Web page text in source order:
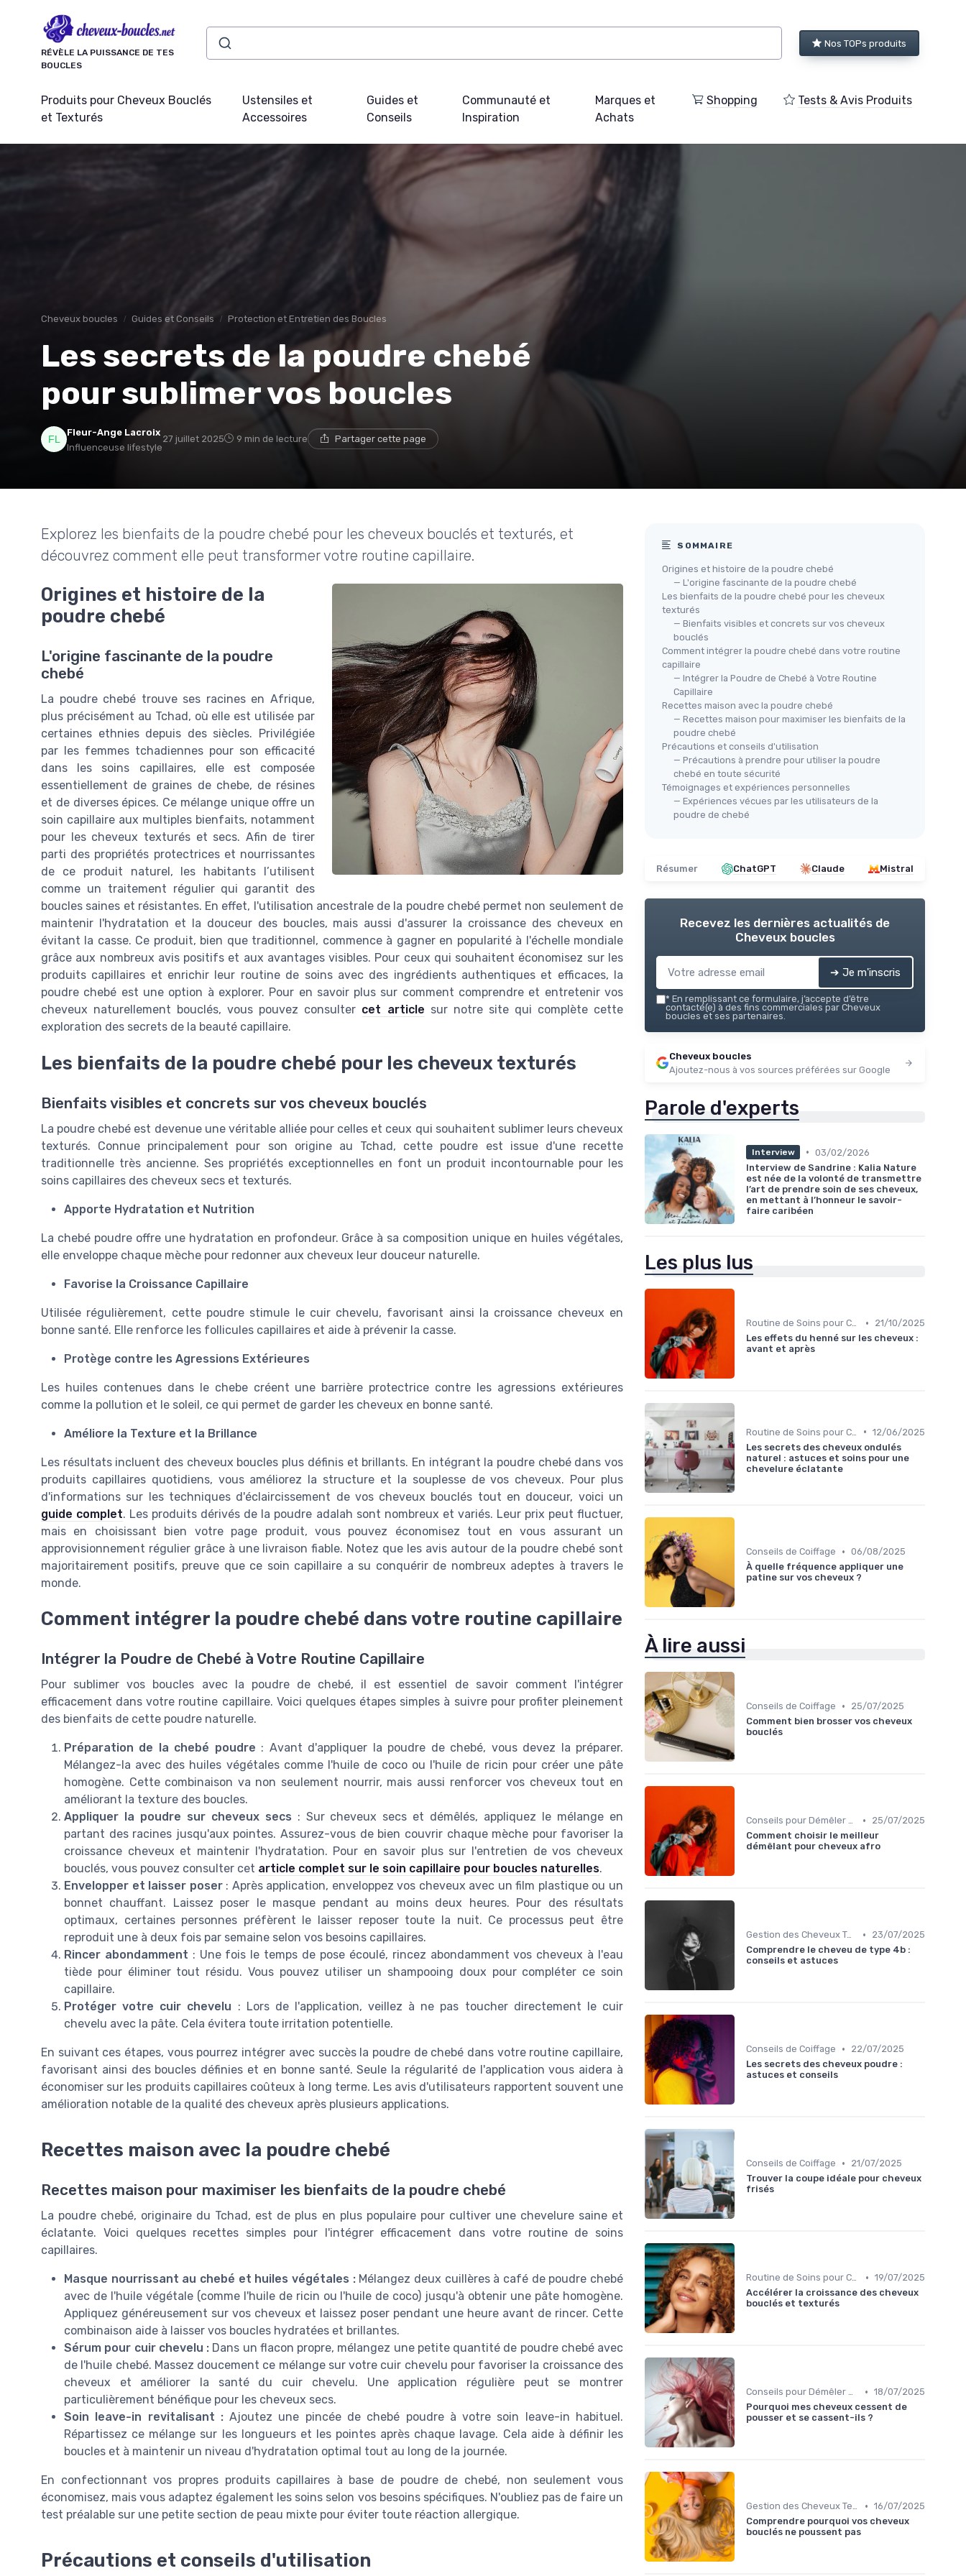
RÉVÈLE LA PUISSANCE DE TES
BOUCLES
Nos TOPs produits
Produits pour Cheveux Bouclés
et Texturés
Ustensiles et
Accessoires
Guides et
Conseils
Communauté et
Inspiration
Marques et
Achats
Shopping Tests & Avis Produits
Cheveux boucles Guides et Conseils Protection et Entretien des Boucles
Les secrets de la poudre chebé
pour sublimer vos boucles
Fleur-Ange Lacroix
Influenceuse lifestyle
27 juillet 2025 9 min de lecture Partager cette page
Explorez les bienfaits de la poudre chebé pour les cheveux bouclés et texturés, et
découvrez comment elle peut transformer votre routine capillaire.
Origines et histoire de la
poudre chebé
L'origine fascinante de la poudre
chebé
La poudre chebé trouve ses racines en Afrique,
plus précisément au Tchad, où elle est utilisée par
certaines ethnies depuis des siècles. Privilégiée
par les femmes tchadiennes pour son efficacité
dans les soins capillaires, elle est composée
essentiellement de graines de chebe, de résines
et de diverses épices. Ce mélange unique offre un
soin capillaire aux multiples bienfaits, notamment
pour les cheveux texturés et secs. Afin de tirer
parti des propriétés protectrices et nourrissantes
de ce produit naturel, les habitants l’utilisent
comme un traitement régulier qui garantit des
boucles saines et résistantes. En effet, l'utilisation ancestrale de la poudre chebé permet non seulement de
maintenir l'hydratation et la douceur des boucles, mais aussi d'assurer la croissance des cheveux en
évitant la casse. Ce produit, bien que traditionnel, commence à gagner en popularité à l'échelle mondiale
grâce aux nombreux avis positifs et aux avantages visibles. Pour ceux qui souhaitent économisez sur les
produits capillaires et enrichir leur routine de soins avec des ingrédients authentiques et efficaces, la
poudre chebé est une option à explorer. Pour en savoir plus sur comment comprendre et entretenir vos
cheveux naturellement bouclés, vous pouvez consulter cet article sur notre site qui complète cette
exploration des secrets de la beauté capillaire.
Les bienfaits de la poudre chebé pour les cheveux texturés
Bienfaits visibles et concrets sur vos cheveux bouclés
La poudre chebé est devenue une véritable alliée pour celles et ceux qui souhaitent sublimer leurs cheveux
texturés. Connue principalement pour son origine au Tchad, cette poudre est issue d'une recette
traditionnelle très ancienne. Ses propriétés exceptionnelles en font un produit incontournable pour les
soins capillaires des cheveux secs et texturés.
Apporte Hydratation et Nutrition
La chebé poudre offre une hydratation en profondeur. Grâce à sa composition unique en huiles végétales,
elle enveloppe chaque mèche pour redonner aux cheveux leur douceur naturelle.
Favorise la Croissance Capillaire
Utilisée régulièrement, cette poudre stimule le cuir chevelu, favorisant ainsi la croissance cheveux en
bonne santé. Elle renforce les follicules capillaires et aide à prévenir la casse.
Protège contre les Agressions Extérieures
Les huiles contenues dans le chebe créent une barrière protectrice contre les agressions extérieures
comme la pollution et le soleil, ce qui permet de garder les cheveux en bonne santé.
Améliore la Texture et la Brillance
Les résultats incluent des cheveux boucles plus définis et brillants. En intégrant la poudre chebé dans vos
produits capillaires quotidiens, vous améliorez la structure et la souplesse de vos cheveux. Pour plus
d'informations sur les techniques d'éclaircissement de vos cheveux bouclés tout en douceur, voici un
guide complet. Les produits dérivés de la poudre adalah sont nombreux et variés. Leur prix peut fluctuer,
mais en choisissant bien votre page produit, vous pouvez économisez tout en vous assurant un
approvisionnement régulier grâce à une livraison fiable. Notez que les avis autour de la poudre chebé sont
majoritairement positifs, preuve que ce soin capillaire a su conquérir de nombreux adeptes à travers le
monde.
Comment intégrer la poudre chebé dans votre routine capillaire
Intégrer la Poudre de Chebé à Votre Routine Capillaire
Pour sublimer vos boucles avec la poudre de chebé, il est essentiel de savoir comment l'intégrer
efficacement dans votre routine capillaire. Voici quelques étapes simples à suivre pour profiter pleinement
des bienfaits de cette poudre naturelle.
Préparation de la chebé poudre : Avant d'appliquer la poudre de chebé, vous devez la préparer.
Mélangez-la avec des huiles végétales comme l'huile de coco ou l'huile de ricin pour créer une pâte
homogène. Cette combinaison va non seulement nourrir, mais aussi renforcer vos cheveux tout en
améliorant la texture des boucles.
Appliquer la poudre sur cheveux secs : Sur cheveux secs et démêlés, appliquez le mélange en
partant des racines jusqu'aux pointes. Assurez-vous de bien couvrir chaque mèche pour favoriser la
croissance cheveux et maintenir l'hydratation. Pour en savoir plus sur l'entretien de vos cheveux
bouclés, vous pouvez consulter cet article complet sur le soin capillaire pour boucles naturelles.
Envelopper et laisser poser: Après application, enveloppez vos cheveux avec un film plastique ou un
bonnet chauffant. Laissez poser le masque pendant au moins deux heures. Pour des résultats
optimaux, certaines personnes préfèrent le laisser reposer toute la nuit. Ce processus peut être
reproduit une à deux fois par semaine selon vos besoins capillaires.
Rincer abondamment : Une fois le temps de pose écoulé, rincez abondamment vos cheveux à l'eau
tiède pour éliminer tout résidu. Vous pouvez utiliser un shampooing doux pour compléter ce soin
capillaire.
Protéger votre cuir chevelu : Lors de l'application, veillez à ne pas toucher directement le cuir
chevelu avec la pâte. Cela évitera toute irritation potentielle.
En suivant ces étapes, vous pourrez intégrer avec succès la poudre de chebé dans votre routine capillaire,
favorisant ainsi des boucles définies et en bonne santé. Seule la régularité de l'application vous aidera à
économiser sur les produits capillaires coûteux à long terme. Les avis d'utilisateurs rapportent souvent une
amélioration notable de la qualité des cheveux après plusieurs applications.
Recettes maison avec la poudre chebé
Recettes maison pour maximiser les bienfaits de la poudre chebé
La poudre chebé, originaire du Tchad, est de plus en plus populaire pour cultiver une chevelure saine et
éclatante. Voici quelques recettes simples pour l'intégrer efficacement dans votre routine de soins
capillaires.
Masque nourrissant au chebé et huiles végétales :Mélangez deux cuillères à café de poudre chebé
avec de l'huile végétale (comme l'huile de ricin ou l'huile de coco) jusqu'à obtenir une pâte homogène.
Appliquez généreusement sur vos cheveux et laissez poser pendant une heure avant de rincer. Cette
combinaison aide à laisser vos boucles hydratées et brillantes.
Sérum pour cuir chevelu : Dans un flacon propre, mélangez une petite quantité de poudre chebé avec
de l'huile chebé. Massez doucement ce mélange sur votre cuir chevelu pour favoriser la croissance des
cheveux et améliorer la santé du cuir chevelu. Une application régulière peut se montrer
particulièrement bénéfique pour les cheveux secs.
Soin leave-in revitalisant :Ajoutez une pincée de chebé poudre à votre soin leave-in habituel.
Répartissez ce mélange sur les longueurs et les pointes après chaque lavage. Cela aide à définir les
boucles et à maintenir un niveau d'hydratation optimal tout au long de la journée.
En confectionnant vos propres produits capillaires à base de poudre de chebé, non seulement vous
économisez, mais vous adaptez également les soins selon vos besoins spécifiques. N'oubliez pas de faire un
test préalable sur une petite section de peau mixte pour éviter toute réaction allergique.
Précautions et conseils d'utilisation
SOMMAIRE
Origines et histoire de la poudre chebé
— L'origine fascinante de la poudre chebé
Les bienfaits de la poudre chebé pour les cheveux
texturés
— Bienfaits visibles et concrets sur vos cheveux
bouclés
Comment intégrer la poudre chebé dans votre routine
capillaire
— Intégrer la Poudre de Chebé à Votre Routine
Capillaire
Recettes maison avec la poudre chebé
— Recettes maison pour maximiser les bienfaits de la
poudre chebé
Précautions et conseils d'utilisation
— Précautions à prendre pour utiliser la poudre
chebé en toute sécurité
Témoignages et expériences personnelles
— Expériences vécues par les utilisateurs de la
poudre de chebé
Résumer ChatGPT Claude Mistral
Recevez les dernières actualités de
Cheveux boucles
➔ Je m'inscris
* En remplissant ce formulaire, j’accepte d’être
contacté(e) à des fins commerciales par Cheveux
boucles et ses partenaires.
Cheveux boucles
Ajoutez-nous à vos sources préférées sur Google
Parole d'experts
Interview • 03/02/2026
Interview de Sandrine : Kalia Nature
est née de la volonté de transmettre
l’art de prendre soin de ses cheveux,
en mettant à l’honneur le savoir-
faire caribéen
Les plus lus
Routine de Soins pour Cheveux Bouclés •
21/10/2025
Les effets du henné sur les cheveux :
avant et après
• 12/06/2025
Les secrets des cheveux ondulés
naturel : astuces et soins pour une
chevelure éclatante
Conseils de Coiffage • 06/08/2025
À quelle fréquence appliquer une
patine sur vos cheveux ?
À lire aussi
Conseils de Coiffage •
25/07/2025
Comment bien brosser vos cheveux
bouclés
Conseils pour Démêler et Réduire les Cassures •
25/07/2025
Comment choisir le meilleur
démêlant pour cheveux afro
Gestion des Cheveux Texturés au Quotidien •
23/07/2025
Comprendre le cheveu de type 4b :
conseils et astuces
Conseils de Coiffage •
22/07/2025
Les secrets des cheveux poudre :
astuces et conseils
Conseils de Coiffage •
21/07/2025
Trouver la coupe idéale pour cheveux
frisés
Routine de Soins pour Cheveux Bouclés • 19/07/2025
Accélérer la croissance des cheveux
bouclés et texturés
Conseils pour Démêler et Réduire les Cassures • 18/07/2025
Pourquoi mes cheveux cessent de
pousser et se cassent-ils ?
Gestion des Cheveux Texturés au Quotidien • 16/07/2025
Comprendre pourquoi vos cheveux
bouclés ne poussent pas